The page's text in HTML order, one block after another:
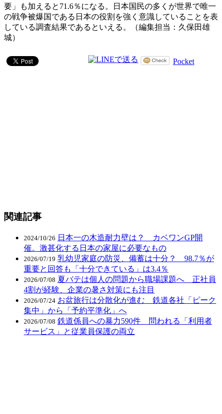
要」も加えると71.6％になる。日本国民の多くが世界で唯一
の戦争被爆国である日本の役割を強く意識していることを表
している調査結果であるといえる。（編集担当：久保田雄
城）
Pocket
関連記事
2024/10/26 日本一の木造耐力壁は？ カベワンGP開
催。激甚化する日本の家屋に必要なもの
2026/07/19 乳幼児家庭の防災、備蓄は十分？ 98.7％が
重要と回答も「十分できている」は3.4％
2026/07/08 夏バテは個人の問題から職場課題へ 正社員
4割が経験、企業の暑さ対策にも注目
2026/07/24 お盆旅行は分散化が進む 鉄道各社「ピーク
集中」から「予約平準化」へ
2026/07/08 鉄道係員への暴力590件 問われる「利用者
サービス」と従業員保護の両立